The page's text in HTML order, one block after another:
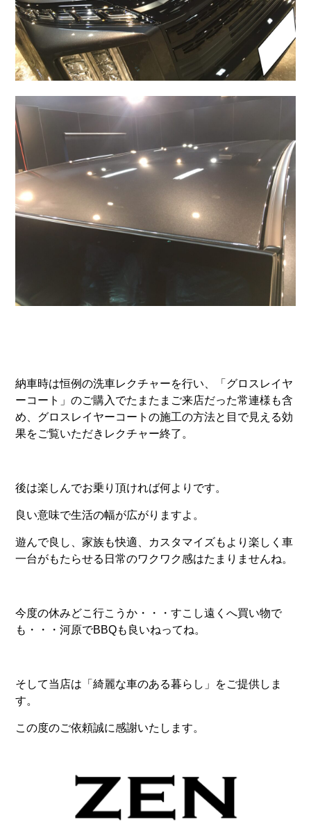
納車時は恒例の洗車レクチャーを行い、「グロスレイヤ
ーコート」のご購入でたまたまご来店だった常連様も含
め、グロスレイヤーコートの施工の方法と目で見える効
果をご覧いただきレクチャー終了。
後は楽しんでお乗り頂ければ何よりです。
良い意味で生活の幅が広がりますよ。
遊んで良し、家族も快適、カスタマイズもより楽しく車
一台がもたらせる日常のワクワク感はたまりませんね。
今度の休みどこ行こうか・・・すこし遠くへ買い物で
も・・・河原でBBQも良いねってね。
そして当店は「綺麗な車のある暮らし」をご提供しま
す。
この度のご依頼誠に感謝いたします。